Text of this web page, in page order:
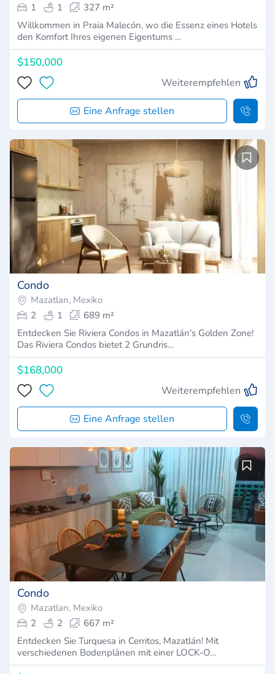
1
1
327 m²
Willkommen in Praia Malecón, wo die Essenz eines Hotels
den Komfort Ihres eigenen Eigentums …
$150,000
Weiterempfehlen
Eine Anfrage stellen
Condo
Mazatlan, Mexiko
2
1
689 m²
Entdecken Sie Riviera Condos in Mazatlán's Golden Zone!
Das Riviera Condos bietet 2 Grundris…
$168,000
Weiterempfehlen
Eine Anfrage stellen
Condo
Mazatlan, Mexiko
2
2
667 m²
Entdecken Sie Turquesa in Cerritos, Mazatlán! Mit
verschiedenen Bodenplänen mit einer LOCK-O…